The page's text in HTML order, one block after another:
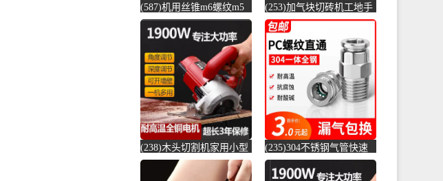
(587)机用丝锥m6螺纹m5
攻丝m3钻头m8丝攻m10不
锈-螺纹钢(俊拓五金旗舰
(253)加气块切砖机工地手
动轻质砖压砖机带钢尺水
泥砖泡沫砖-水泥切割机
(贞美旗舰店仅售390元)
(238)木头切割机家用小型
切水泥地面金属钢材机两
用新款切槽-水泥切割机
(235)304不锈钢气管快速
接头快插气动快接螺纹高
压气嘴直-螺纹钢(卓成五